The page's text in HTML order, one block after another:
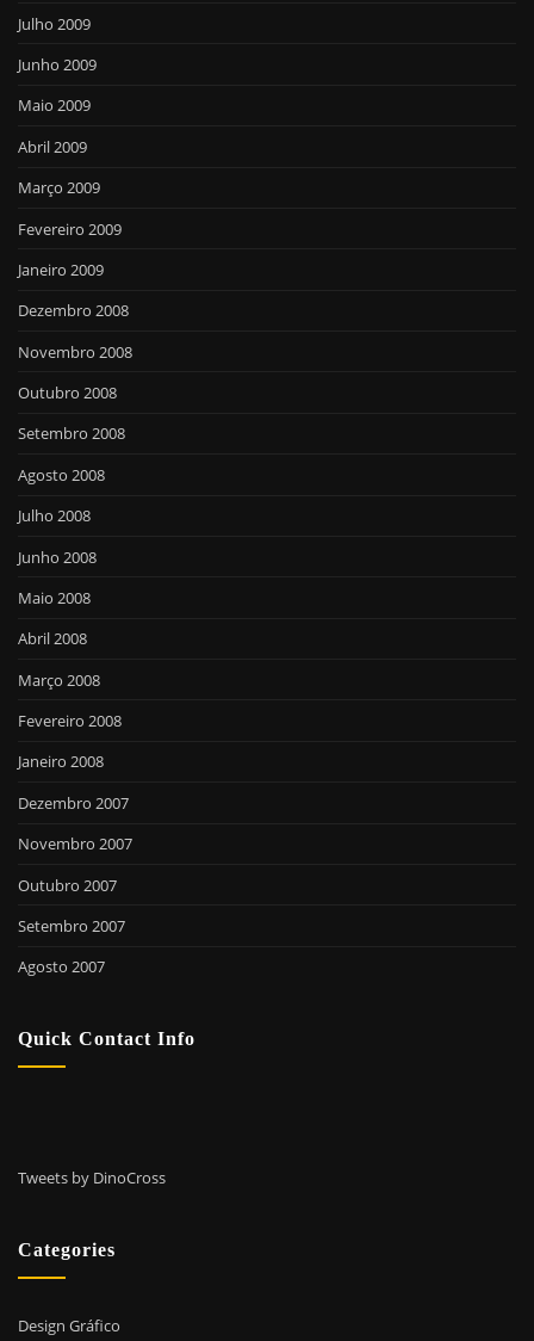
Julho 2009
Junho 2009
Maio 2009
Abril 2009
Março 2009
Fevereiro 2009
Janeiro 2009
Dezembro 2008
Novembro 2008
Outubro 2008
Setembro 2008
Agosto 2008
Julho 2008
Junho 2008
Maio 2008
Abril 2008
Março 2008
Fevereiro 2008
Janeiro 2008
Dezembro 2007
Novembro 2007
Outubro 2007
Setembro 2007
Agosto 2007
Quick Contact Info
Tweets by DinoCross
Categories
Design Gráfico